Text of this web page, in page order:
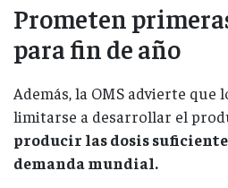
Prometen
para fin de año
Además, la OMS advierte que
limitarse a desarrollar el
producir las dosis
demanda mundial.